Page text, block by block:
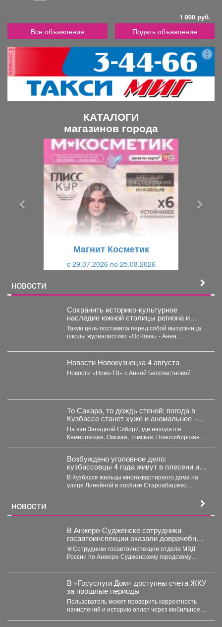
1 000 руб.
Все объявления Подать объявление
реклама
КАТАЛОГИ
магазинов города
Магнит Косметик
c 29.07.2026 по 25.08.2026
НОВОСТИ
Сохранить историко-культурное
наследие южной столицы региона и
создать доступную среду.
Такую цель поставила перед собой выпускница
школы журналистики «ОсНова» - Анна
Новости Новокузнецка 4 августа
Новости «Ново-ТВ» с Анной Бессчастновой
То Сахара, то дождь стеной: погода в
Кузбассе станет хуже и аномальнее –
причина
На юге Западной Сибири, где находятся
Кемеровская, Омская, Томская, Новосибирская
Возбуждено уголовное дело:
кузбассовцы 4 года живут в плесени и
ждут помощи
В Кузбассе жильцы многоквартирного дома на
улице Линейной в посёлке Староабашево
НОВОСТИ
В Анжеро-Судженске сотрудники
госавтоинспекции оказали доврачебную
помощь мужчине, пострадавшему от
укуса гадюки
🚨Сотрудники госавтоинспекции отдела МВД
России по Анжеро-Судженскому городскому
лейтенант...
В «Госуслуги Дом» доступны счета ЖКУ
за прошлые периоды
Пользователь может проверить корректность
начислений и историю оплат через мобильное